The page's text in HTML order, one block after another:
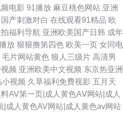
电影 91播放 麻豆桃色网站 亚洲
国产刺激对白 在线观看91精品 欧
福利导航 亚洲欧美国产日韩 成年
放 狠狠撸第四色 欧美一页 女同电
毛片网站黄色 狼人三级片 高清男
频 亚洲欧美中文视频 东京热亚洲
小视频 久草福利免费视影 五月天
AV第一页|成人黄色AⅤ网站|成人
|成人黄色AV网站|成人黄色av网站